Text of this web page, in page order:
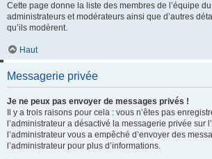
Cette page donne la liste des membres de l’équipe
administrateurs et modérateurs ainsi que d’autres
qu’ils modèrent.
Haut
Messagerie privée
Je ne peux pas envoyer de messages privés !
Il y a trois raisons pour cela : vous n’êtes pas
l’administrateur a désactivé la messagerie privée sur
l’administrateur vous a empêché d’envoyer des
l’administrateur pour plus d’informations.